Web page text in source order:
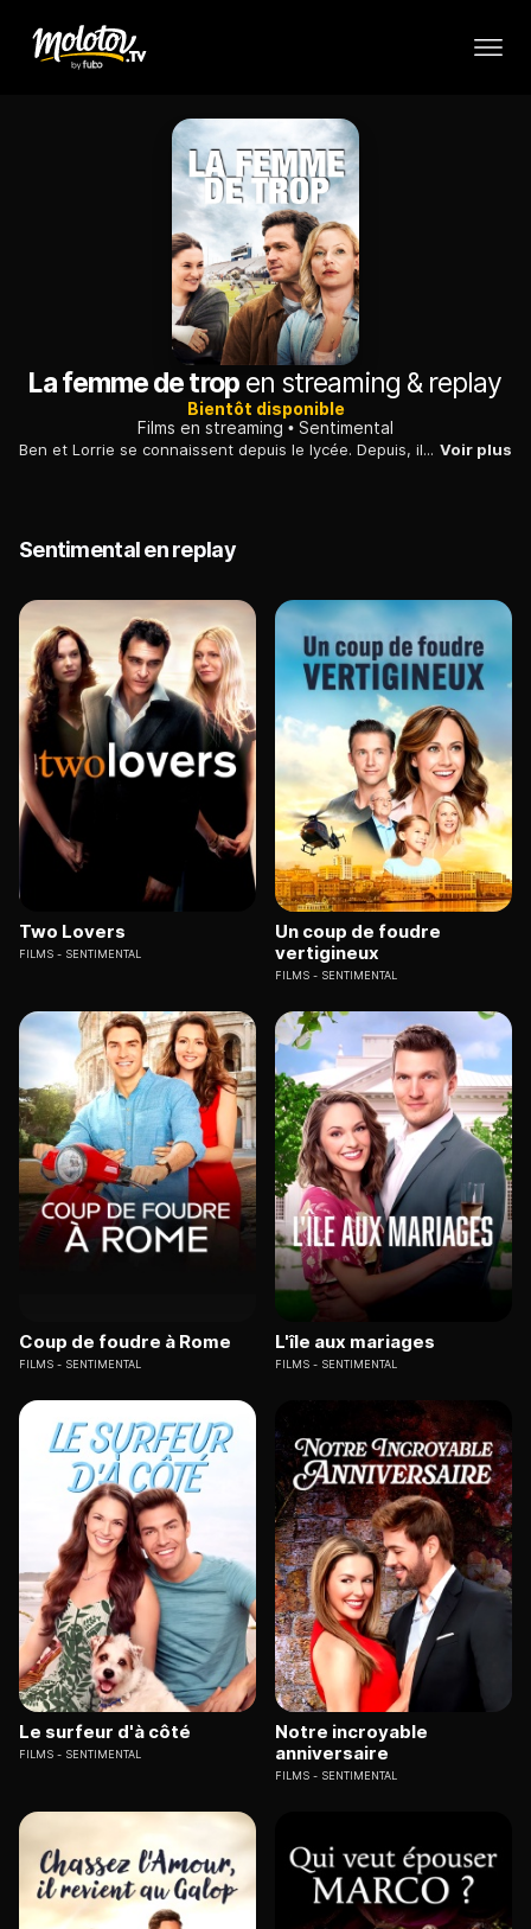
La femme de tropen streaming & replay
Bientôt disponible
Films en streaming
Sentimental
Ben et Lorrie se connaissent depuis le lycée. Depuis, ils sont mariés et heureux. Leur quotidien bascule quand Ava, l'ancienne petite amie de Ben, revient en ville après avoir perdu sa mère. Voir plus
Sentimental en replay
Two Lovers
FILMS SENTIMENTAL
Un coup de foudre
vertigineux
FILMS SENTIMENTAL
Coup de foudre à Rome
FILMS SENTIMENTAL
L'île aux mariages
FILMS SENTIMENTAL
Le surfeur d'à côté
FILMS SENTIMENTAL
Notre incroyable
anniversaire
FILMS SENTIMENTAL